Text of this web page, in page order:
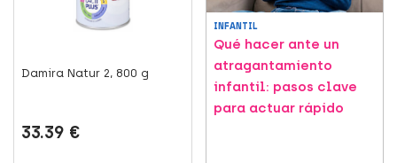
Damira Natur 2, 800 g
33.39 €
INFANTIL
Qué hacer ante un
atragantamiento
infantil: pasos clave
para actuar rápido